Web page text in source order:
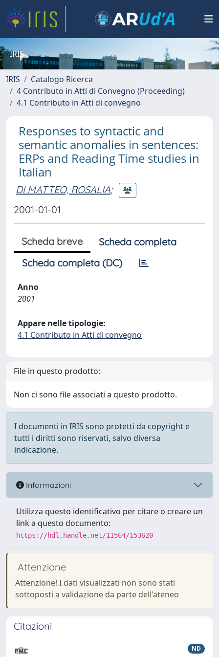
IRIS
IRIS
Catalogo Ricerca
4 Contributo in Atti di Convegno (Proceeding)
4.1 Contributo in Atti di convegno
Responses to syntactic and
semantic anomalies in sentences:
ERPs and Reading Time studies in
Italian
DI MATTEO, ROSALIA;
2001-01-01
Scheda breve
Scheda completa
Scheda completa (DC)
Anno
2001
Appare nelle tipologie:
4.1 Contributo in Atti di convegno
File in questo prodotto:
Non ci sono file associati a questo prodotto.
I documenti in IRIS sono protetti da copyright e
tutti i diritti sono riservati, salvo diversa
indicazione.
Informazioni
Utilizza questo identificativo per citare o creare un
link a questo documento:
https://hdl.handle.net/11564/153620
Attenzione
Attenzione! I dati visualizzati non sono stati
sottoposti a validazione da parte dell'ateneo
Citazioni
ND